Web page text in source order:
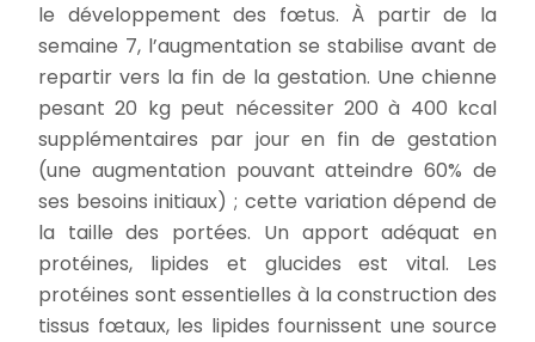
le développement des fœtus. À partir de la
semaine 7, l’augmentation se stabilise avant de
repartir vers la fin de la gestation. Une chienne
pesant 20 kg peut nécessiter 200 à 400 kcal
supplémentaires par jour en fin de gestation
(une augmentation pouvant atteindre 60% de
ses besoins initiaux) ; cette variation dépend de
la taille des portées. Un apport adéquat en
protéines, lipides et glucides est vital. Les
protéines sont essentielles à la construction des
tissus fœtaux, les lipides fournissent une source